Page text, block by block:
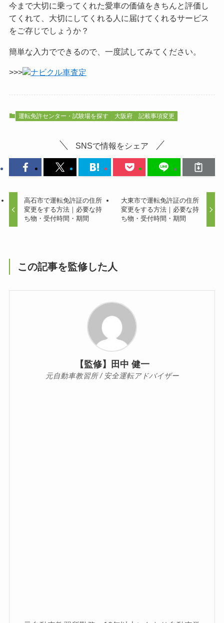
今まで大切に乗ってくれた愛車の価値をきちんと評価し
てくれて、大切にしてくれる人に届けてくれるサービス
をご存じでしょうか？
簡単な入力でできるので、一度試してみてください。
>>> ナビクル車査定
運転免許センター・試験場を探す 大阪府 記載事項変更
SNSで情報をシェア
高石市で運転免許証の住所
変更をする方法｜必要な持
ち物・受付時間・期間
大東市で運転免許証の住所
変更をする方法｜必要な持
ち物・受付時間・期間
この記事を監修した人
【監修】田中 健一
元自動車教習所 / 安全運転アドバイザー